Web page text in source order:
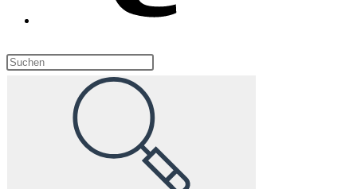
Diese
durchsuchen